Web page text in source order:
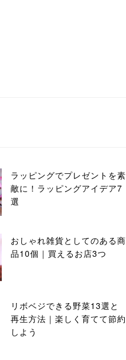
ラッピングでプレゼントを素
敵に！ラッピングアイデア7
選
おしゃれ雑貨としてのある商
品10個｜買えるお店3つ
リボベジできる野菜13選と
再生方法｜楽しく育てて節約
しよう